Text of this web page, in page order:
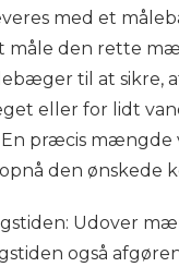
med et
måle den rette
til at sikre,
eller for lidt
præcis mængde
den ønskede
Udover
også